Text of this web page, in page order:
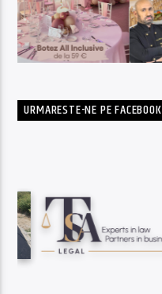
URMARESTE-NE PE FACEBOOK